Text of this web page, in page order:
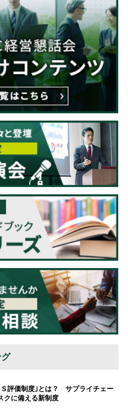
Ｓ評価制度｣とは？ サプライチェー
クに備える新制度